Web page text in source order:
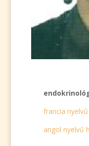
francia
angol nyelvű